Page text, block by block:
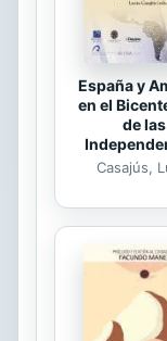
España y
en el
de las
Casajús,